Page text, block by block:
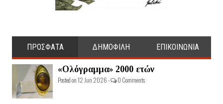
ΠΡΟΣΦΑΤΑ ΔΗΜΟΦΙΛΗ ΕΠΙΚΟΙΝΩΝΙΑ
«Ολόγραμμα» 2000 ετών
Posted on 12 Jun 2026 - 0 Comments